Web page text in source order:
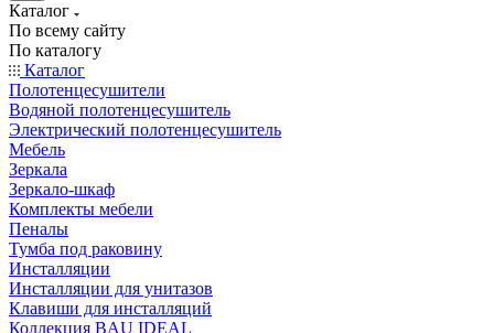
Каталог
По всему сайту
По каталогу
Каталог
Полотенцесушители
Водяной полотенцесушитель
Электрический полотенцесушитель
Мебель
Зеркала
Зеркало-шкаф
Комплекты мебели
Пеналы
Тумба под раковину
Инсталляции
Инсталляции для унитазов
Клавиши для инсталляций
Коллекция BAU IDEAL